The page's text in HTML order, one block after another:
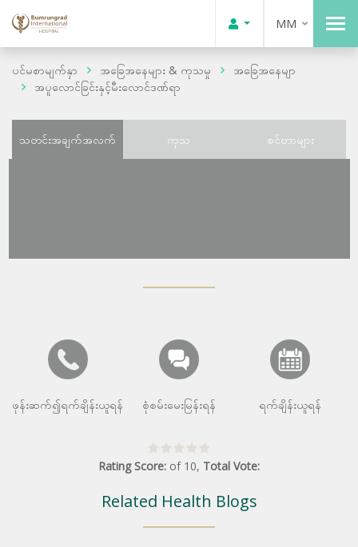
MM
ပင်မစာမျက်နှာ အခြေအနေများ & ကုသမှု
အခြေအနေမျာ
အပူလောင်ခြင်းနှင့်မီးလောင်ဒဏ်ရာ
သတင်းအချက်အလက် ကုသ စင်တာများ
ဖုန်းဆက်၍ရက်ချိန်းယူရန် စုံစမ်းမေးမြန်းရန် ရက်ချိန်းယူရန်
Rating Score: of 10, Total Vote:
Related Health Blogs